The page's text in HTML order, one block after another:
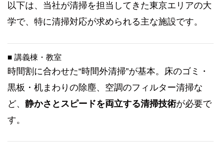
以下は、当社が清掃を担当してきた東京エリアの大
学で、特に清掃対応が求められる主な施設です。
■ 講義棟・教室
時間割に合わせた“時間外清掃”が基本。床のゴミ・
黒板・机まわりの除塵、空調のフィルター清掃な
ど、 静かさとスピードを両立する清掃技術が必要で
す。